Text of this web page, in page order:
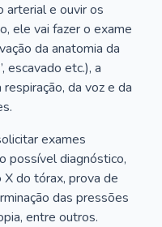
arterial e ouvir os
ele vai fazer o exame
da anatomia da
escavado etc.), a
da voz e da
exames
possível diagnóstico,
X do tórax, prova de
das pressões
entre outros.